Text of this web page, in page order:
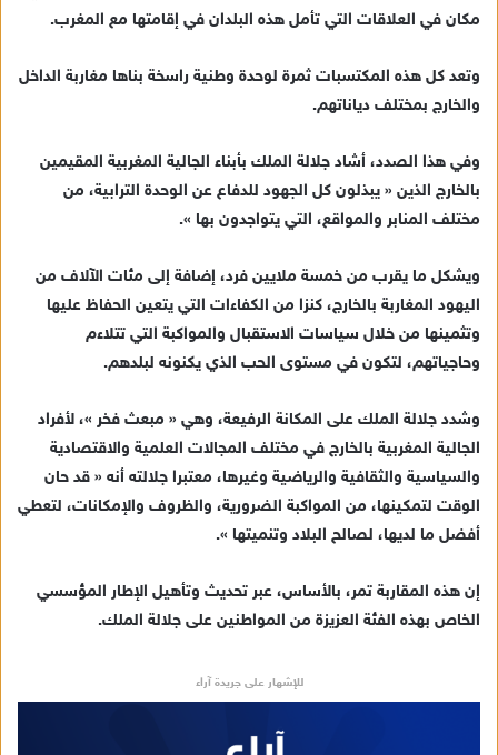
مكان في العلاقات التي تأمل هذه البلدان في إقامتها مع المغرب.
وتعد كل هذه المكتسبات ثمرة لوحدة وطنية راسخة بناها مغاربة الداخل
والخارج بمختلف دياناتهم.
وفي هذا الصدد، أشاد جلالة الملك بأبناء الجالية المغربية المقيمين
بالخارج الذين « يبذلون كل الجهود للدفاع عن الوحدة الترابية، من
مختلف المنابر والمواقع، التي يتواجدون بها ».
ويشكل ما يقرب من خمسة ملايين فرد، إضافة إلى مئات الآلاف من
اليهود المغاربة بالخارج، كنزا من الكفاءات التي يتعين الحفاظ عليها
وتثمينها من خلال سياسات الاستقبال والمواكبة التي تتلاءم
وحاجياتهم، لتكون في مستوى الحب الذي يكنونه لبلدهم.
وشدد جلالة الملك على المكانة الرفيعة، وهي « مبعث فخر »، لأفراد
الجالية المغربية بالخارج في مختلف المجالات العلمية والاقتصادية
والسياسية والثقافية والرياضية وغيرها، معتبرا جلالته أنه « قد حان
الوقت لتمكينها، من المواكبة الضرورية، والظروف والإمكانات، لتعطي
أفضل ما لديها، لصالح البلاد وتنميتها ».
إن هذه المقاربة تمر، بالأساس، عبر تحديث وتأهيل الإطار المؤسسي
الخاص بهذه الفئة العزيزة من المواطنين على جلالة الملك.
للإشهار على جريدة آراء